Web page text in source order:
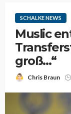
SCHALKE NEWS
Muslic
groß…“
Chris Braun